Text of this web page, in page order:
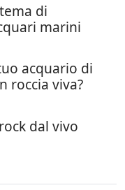
di
marini
acquario di
roccia viva?
dal vivo